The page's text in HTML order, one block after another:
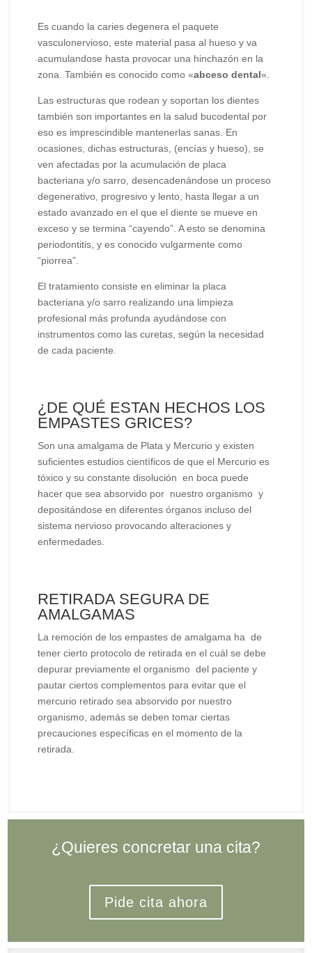
Es cuando la caries degenera el paquete
vasculonervioso, este material pasa al hueso y va
acumulandose hasta provocar una hinchazón en la
zona. También es conocido como «abceso dental«.
Las estructuras que rodean y soportan los dientes
también son importantes en la salud bucodental por
eso es imprescindible mantenerlas sanas. En
ocasiones, dichas estructuras, (encías y hueso), se
ven afectadas por la acumulación de placa
bacteriana y/o sarro, desencadenándose un proceso
degenerativo, progresivo y lento, hasta llegar a un
estado avanzado en el que el diente se mueve en
exceso y se termina “cayendo”. A esto se denomina
periodontitis, y es conocido vulgarmente como
“piorrea”.
El tratamiento consiste en eliminar la placa
bacteriana y/o sarro realizando una limpieza
profesional más profunda ayudándose con
instrumentos como las curetas, según la necesidad
de cada paciente.
¿DE QUÉ ESTAN HECHOS LOS
EMPASTES GRICES?
Son una amalgama de Plata y Mercurio y existen
suficientes estudios científicos de que el Mercurio es
tóxico y su constante disolución en boca puede
hacer que sea absorvido por nuestro organismo y
depositándose en diferentes órganos incluso del
sistema nervioso provocando alteraciones y
enfermedades.
RETIRADA SEGURA DE
AMALGAMAS
La remoción de los empastes de amalgama ha de
tener cierto protocolo de retirada en el cuál se debe
depurar previamente el organismo del paciente y
pautar ciertos complementos para evitar que el
mercurio retirado sea absorvido por nuestro
organismo, además se deben tomar ciertas
precauciones específicas en el momento de la
retirada.
¿Quieres concretar una cita?
Pide cita ahora